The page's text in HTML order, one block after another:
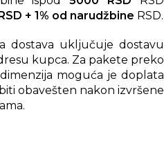
+ 1% od narudžbine RSD.
dostava uključuje dostavu
kupca. Za pakete preko
moguća je doplata
obavešten nakon izvršene